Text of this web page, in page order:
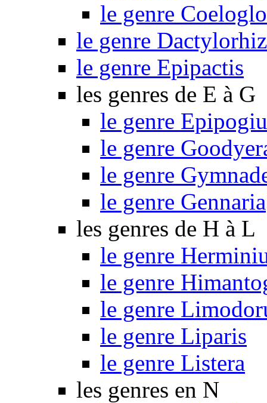
le genre
le genre
le genre Epipactis
les genres de E à G
le genre
le genre
le genre
le genre Gennaria
les genres de H à L
le genre
le genre
le genre
le genre Liparis
le genre Listera
les genres en N